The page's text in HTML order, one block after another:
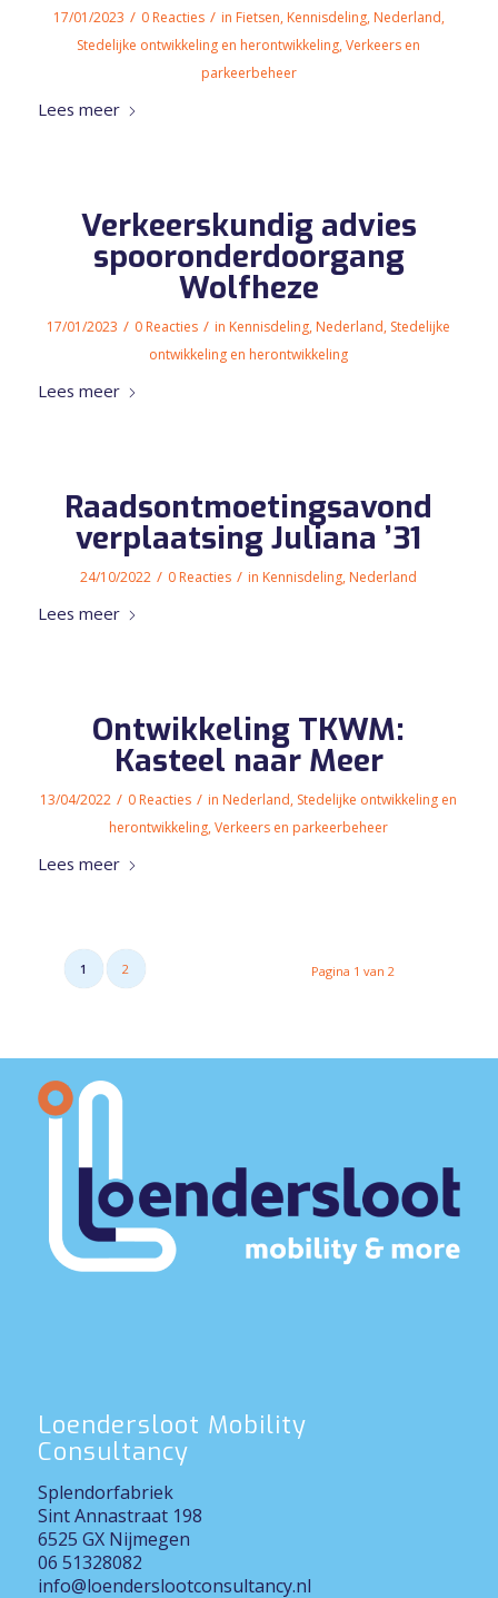
17/01/2023 / 0 Reacties / in Fietsen, Kennisdeling, Nederland,
Stedelijke ontwikkeling en herontwikkeling,Verkeers en
parkeerbeheer
Lees meer
Verkeerskundig advies
spooronderdoorgang
Wolfheze
17/01/2023 / 0 Reacties / in Kennisdeling, Nederland, Stedelijke
ontwikkeling en herontwikkeling
Lees meer
Raadsontmoetingsavond
verplaatsing Juliana ’31
24/10/2022 / 0 Reacties / in Kennisdeling, Nederland
Lees meer
Ontwikkeling TKWM:
Kasteel naar Meer
13/04/2022 / 0 Reacties / in Nederland, Stedelijke ontwikkeling en
herontwikkeling,Verkeers en parkeerbeheer
Lees meer
Pagina 1 van 2
1 2
Loendersloot Mobility
Consultancy
Splendorfabriek
Sint Annastraat 198
6525 GX Nijmegen
06 51328082
info@loenderslootconsultancy.nl